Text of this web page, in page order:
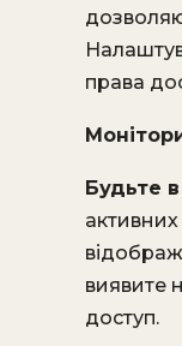
права
Будьте в
виявите
доступ.